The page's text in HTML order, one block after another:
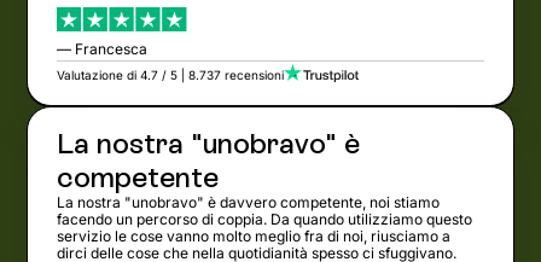
— Francesca
Valutazione di 4.7 / 5 | 8.737 recensioni
La nostra "unobravo" è
competente
La nostra "unobravo" è davvero competente, noi stiamo
facendo un percorso di coppia. Da quando utilizziamo questo
servizio le cose vanno molto meglio fra di noi, riusciamo a
dirci delle cose che nella quotidianità spesso ci sfuggivano.